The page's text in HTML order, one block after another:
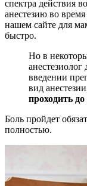
спектра действия
анестезию во время
нашем сайте для
быстро.
Но в
введении
вид
проходить
Боль пройдет
полностью.